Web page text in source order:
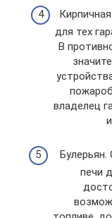
для тех
В
владелец
печи